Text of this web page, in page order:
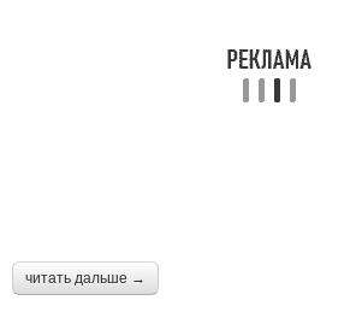
читать дальше →